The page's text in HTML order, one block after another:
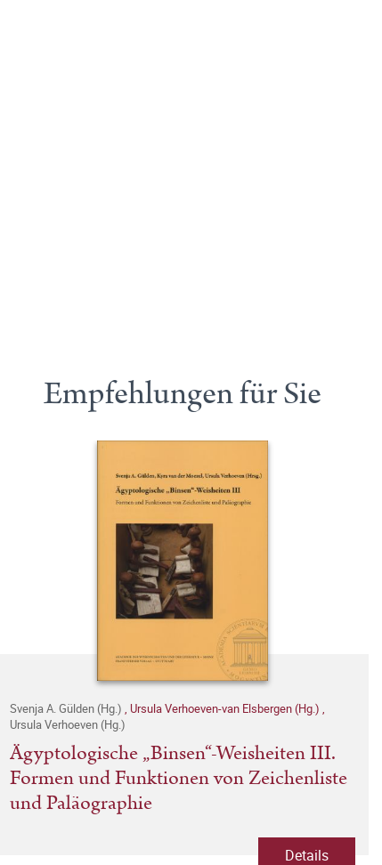
Empfehlungen für Sie
Svenja A. Gülden (Hg.) Ursula Verhoeven-van Elsbergen (Hg.)
Ursula Verhoeven (Hg.)
Ägyptologische „Binsen“-Weisheiten III.
Formen und Funktionen von Zeichenliste
und Paläographie
Details